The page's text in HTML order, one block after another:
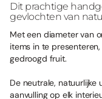
Dit prachtige
gevlochten van
Met een diameter van
items in te
gedroogd fruit.
De neutrale,
aanvulling op elk